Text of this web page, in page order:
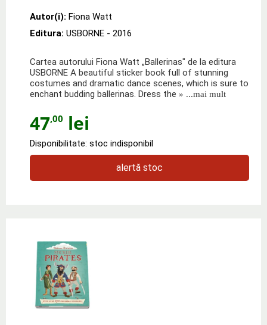
Autor(i): Fiona Watt
Editura: USBORNE - 2016
Cartea autorului Fiona Watt „Ballerinas" de la editura
USBORNE A beautiful sticker book full of stunning
costumes and dramatic dance scenes, which is sure to
enchant budding ballerinas. Dress the » ...mai mult
47,00 lei
Disponibilitate: stoc indisponibil
alertă stoc